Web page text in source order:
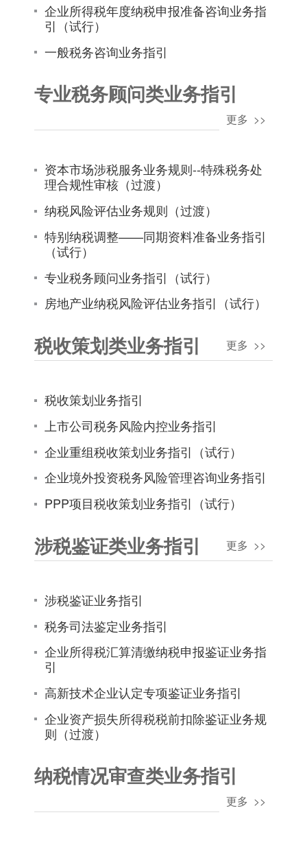
企业所得税年度纳税申报准备咨询业务指
引（试行）
一般税务咨询业务指引
专业税务顾问类业务指引
更多 >>
资本市场涉税服务业务规则--特殊税务处
理合规性审核（过渡）
纳税风险评估业务规则（过渡）
特别纳税调整——同期资料准备业务指引
（试行）
专业税务顾问业务指引（试行）
房地产业纳税风险评估业务指引（试行）
税收策划类业务指引 更多 >>
税收策划业务指引
上市公司税务风险内控业务指引
企业重组税收策划业务指引（试行）
企业境外投资税务风险管理咨询业务指引
PPP项目税收策划业务指引（试行）
涉税鉴证类业务指引 更多 >>
涉税鉴证业务指引
税务司法鉴定业务指引
企业所得税汇算清缴纳税申报鉴证业务指
引
高新技术企业认定专项鉴证业务指引
企业资产损失所得税税前扣除鉴证业务规
则（过渡）
纳税情况审查类业务指引
更多 >>